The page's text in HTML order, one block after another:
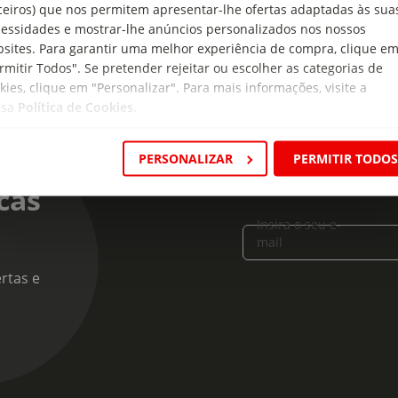
que nos permitem apresentar-lhe ofertas adaptadas às
e mostrar-lhe anúncios personalizados nos nossos
Para garantir uma melhor experiência de compra, clique em
Todos". Se pretender rejeitar ou escolher as categorias de
clique em "Personalizar". Para mais informações, visite a
Política de Cookies
PERSONALIZAR PERMITIR TODOS
e
Insira o seu e-
mail